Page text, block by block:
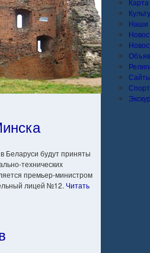
Беларуси будут приняты
технических
премьер-министром
лицей №12. Читать
Наши
Сайты
Спорт